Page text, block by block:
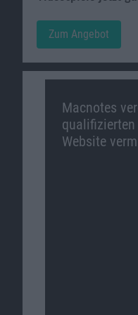
Zum Angebot
Macnotes
qualifizierten
Website